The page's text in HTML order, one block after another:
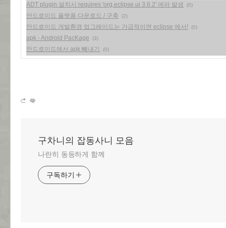
ADT plugin 설치시 requires 'org.eclipse.ui 3.6.2' 에러 발생 (0)
안드로이드 플랫폼 다운로드 / 구축 (2)
안드로이드 개발환경 업그레이드는 가급적이면 eclipse 에서! (0)
apk - Android PacKage (3)
안드로이드에서 apk 빼내기 (0)
구차니의 잡동사니 모음
나란히 동등하게 함께
구독하기